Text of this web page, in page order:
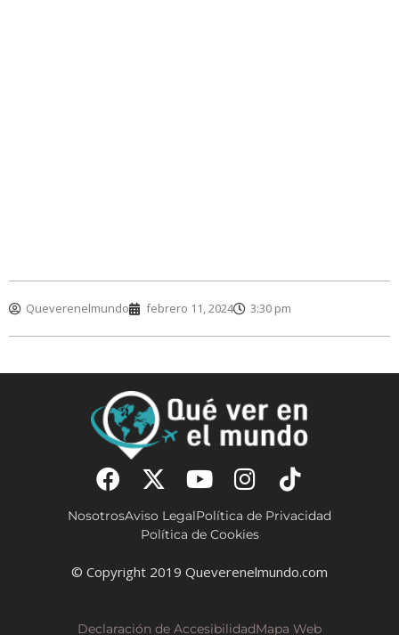
Queverenelmundo febrero 11, 2024 3:30 pm
NosotrosAviso LegalPolítica de Privacidad
Política de Cookies
© Copyright 2019 Queverenelmundo.com
Declaración de AccesibilidadMapa Web